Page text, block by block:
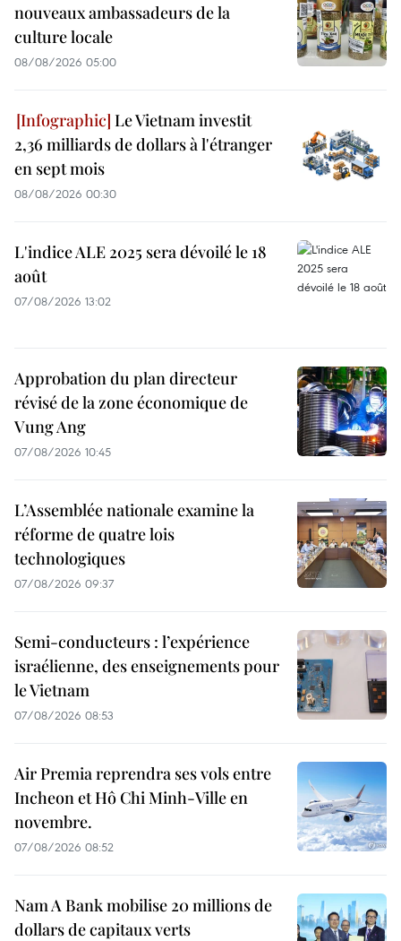
nouveaux ambassadeurs de la
culture locale
08/08/2026 05:00
Le Vietnam investit
2,36 milliards de dollars à l'étranger
en sept mois
08/08/2026 00:30
L'indice ALE 2025 sera dévoilé le 18
août
07/08/2026 13:02
Approbation du plan directeur
révisé de la zone économique de
Vung Ang
07/08/2026 10:45
L’Assemblée nationale examine la
réforme de quatre lois
technologiques
07/08/2026 09:37
Semi-conducteurs : l’expérience
israélienne, des enseignements pour
le Vietnam
07/08/2026 08:53
Air Premia reprendra ses vols entre
Incheon et Hô Chi Minh-Ville en
novembre.
07/08/2026 08:52
Nam A Bank mobilise 20 millions de
dollars de capitaux verts